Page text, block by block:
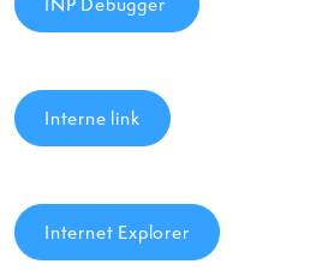
Interne link
Internet Explorer